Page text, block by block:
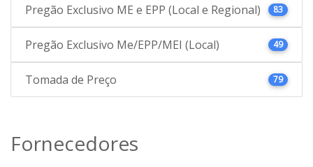
Pregão Exclusivo ME e EPP (Local e Regional) 83
Pregão Exclusivo Me/EPP/MEI (Local) 49
Tomada de Preço 79
Fornecedores